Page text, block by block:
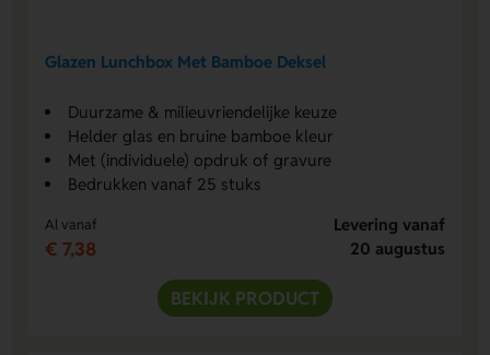
Glazen Lunchbox Met Bamboe Deksel
Duurzame & milieuvriendelijke keuze
Helder glas en bruine bamboe kleur
Met (individuele) opdruk of gravure
Bedrukken vanaf 25 stuks
Al vanaf
€ 7,38
Levering vanaf
20 augustus
BEKIJK PRODUCT